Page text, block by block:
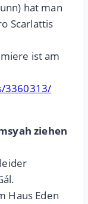
hat man
Scarlattis
ist am
3360313/
ziehen
Haus Eden